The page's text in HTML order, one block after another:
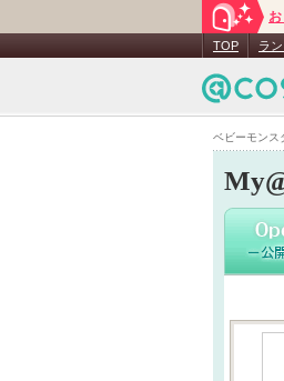
ベビーモンス
TOP ラ